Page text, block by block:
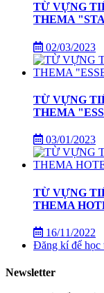
TỪ VỰNG
THEMA
02/03/2023
TỪ VỰNG
THEMA
03/01/2023
TỪ VỰNG
THEMA
16/11/2022
Đăng kí để học
Newsletter